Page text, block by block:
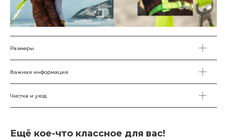
Размеры
Важная информация
Чистка и уход
Ещё кое-что классное для вас!